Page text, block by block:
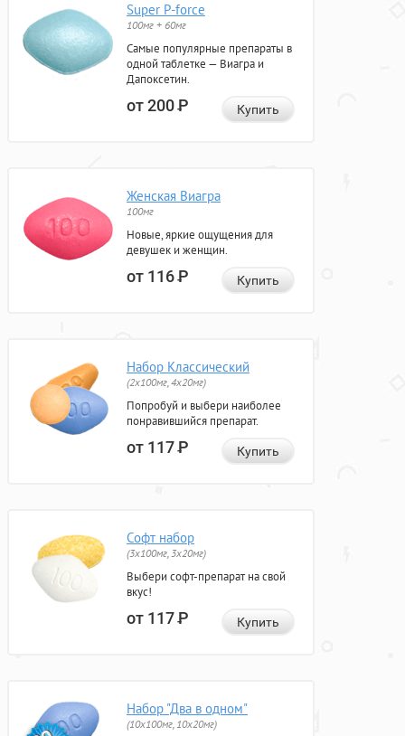
Super P-force
100мг + 60мг
Самые популярные препараты в
одной таблетке — Виагра и
Дапоксетин.
от 200Р Купить
Женская Виагра
100мг
Новые, яркие ощущения для
девушек и женщин.
от 116Р Купить
Набор Классический
(2x100мг, 4x20мг)
Попробуй и выбери наиболее
понравившийся препарат.
от 117Р Купить
Софт набор
(3x100мг, 3x20мг)
Выбери софт-препарат на свой
вкус!
от 117Р Купить
Набор "Два в одном"
(10x100мг, 10x20мг)